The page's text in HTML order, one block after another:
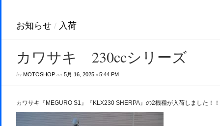
お知らせ / 入荷
カワサキ 230ccシリーズ
by MOTOSHOPon 5月 16, 2025•5:44 PM
カワサキ『MEGURO S1』『KLX230 SHERPA』の2機種が入荷しました！！